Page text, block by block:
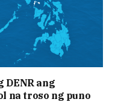
DENR ang
na troso ng puno